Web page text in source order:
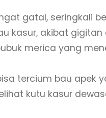
gatal, seringkali
kasur, akibat
merica yang
tercium bau apek
kutu kasur